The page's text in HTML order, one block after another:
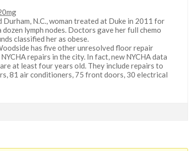
N.C., woman treated at Duke in 2011 for
lymph nodes. Doctors gave her full chemo
classified her as obese.
has five other unresolved floor repair
repairs in the city. In fact, new NYCHA data
at least four years old. They include repairs to
81 air conditioners, 75 front doors, 30 electrical